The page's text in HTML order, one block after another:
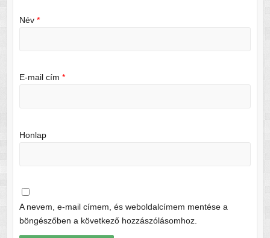
Név *
E-mail cím *
Honlap
A nevem, e-mail címem, és weboldalcímem mentése a
böngészőben a következő hozzászólásomhoz.